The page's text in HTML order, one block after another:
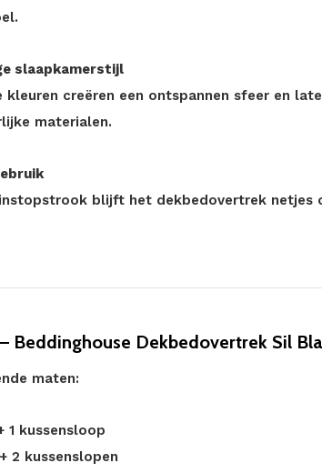
slaapkamerstijl
kleuren creëren een ontspannen sfeer en
materialen.
blijft het dekbedovertrek netjes
Beddinghouse Dekbedovertrek Sil
maten:
1 kussensloop
2 kussenslopen